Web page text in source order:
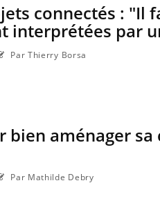
connectés : "Il
interprétées par
Par Thierry Borsa
bien aménager
Par Mathilde Debry